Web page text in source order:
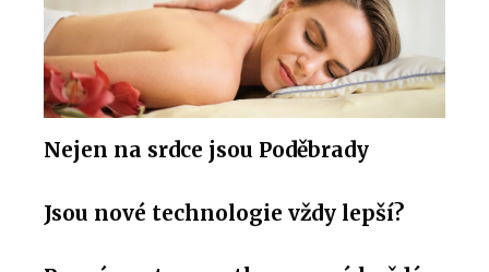
Nejen na srdce jsou Poděbrady
Jsou nové technologie vždy lepší?